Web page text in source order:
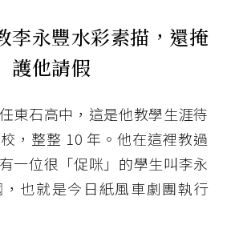
李永豐水彩素描，還掩
護他請假
東石高中，這是他教學生涯待
，整整 10 年。他在這裡教過
一位很「促咪」的學生叫李永
也就是今日紙風車劇團執行